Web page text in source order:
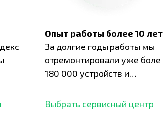
Опыт работы более 10 лет
За долгие годы работы мы
отремонтировали уже боле
180 000 устройств и
опыт.
Выбрать сервисный центр